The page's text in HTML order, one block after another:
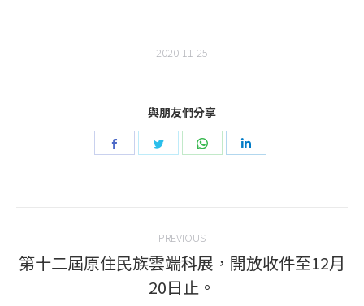
2020-11-25
與朋友們分享
Share
Share
Share
navigation
PREVIOUS
Previous
post:
第十二屆原住民族雲端科展，開放收件至12月
20日止。